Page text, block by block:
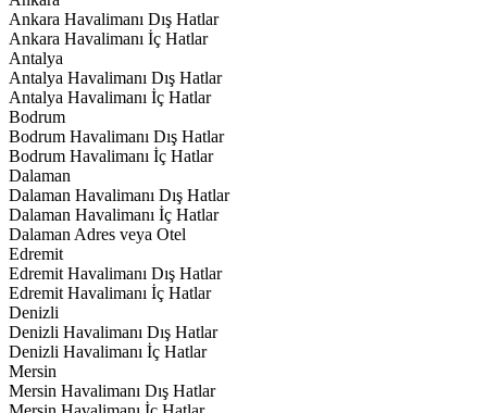
Ankara Havalimanı Dış Hatlar
Ankara Havalimanı İç Hatlar
Antalya
Antalya Havalimanı Dış Hatlar
Antalya Havalimanı İç Hatlar
Bodrum
Bodrum Havalimanı Dış Hatlar
Bodrum Havalimanı İç Hatlar
Dalaman
Dalaman Havalimanı Dış Hatlar
Dalaman Havalimanı İç Hatlar
Dalaman Adres veya Otel
Edremit
Edremit Havalimanı Dış Hatlar
Edremit Havalimanı İç Hatlar
Denizli
Denizli Havalimanı Dış Hatlar
Denizli Havalimanı İç Hatlar
Mersin
Mersin Havalimanı Dış Hatlar